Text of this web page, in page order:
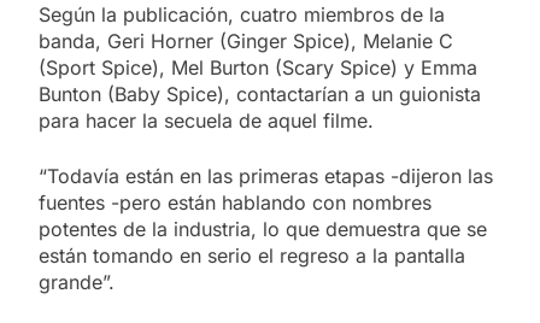
Según la publicación, cuatro miembros de la
banda, Geri Horner (Ginger Spice), Melanie C
(Sport Spice), Mel Burton (Scary Spice) y Emma
Bunton (Baby Spice), contactarían a un guionista
para hacer la secuela de aquel filme.
“Todavía están en las primeras etapas -dijeron las
fuentes -pero están hablando con nombres
potentes de la industria, lo que demuestra que se
están tomando en serio el regreso a la pantalla
grande”.